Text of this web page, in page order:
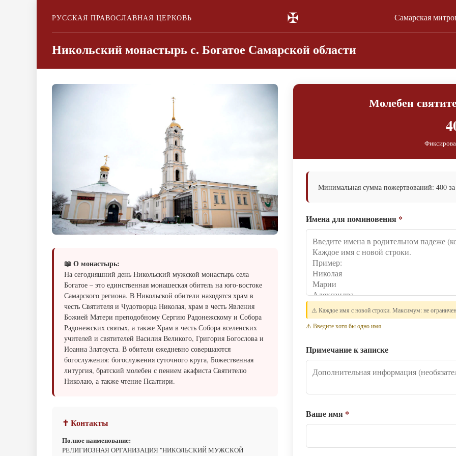
РУССКАЯ ПРАВОСЛАВНАЯ ЦЕРКОВЬ ✠ Самарская
Никольский монастырь с. Богатое Самарской области
📖 О монастырь:
На сегодняшний день Никольский мужской монастырь села
Богатое – это единственная монашеская обитель на юго-востоке
Самарского региона. В Никольской обители находятся храм в
честь Святителя и Чудотворца Николая, храм в честь Явления
Божией Матери преподобному Сергию Радонежскому и Собора
Радонежских святых, а также Храм в честь Собора вселенских
учителей и святителей Василия Великого, Григория Богослова и
Иоанна Златоуста. В обители ежедневно совершаются
богослужения: богослужения суточного круга, Божественная
литургия, братский молебен с пением акафиста Святителю
Николаю, а также чтение Псалтири.
✝ Контакты
Полное наименование:
РЕЛИГИОЗНАЯ ОРГАНИЗАЦИЯ "НИКОЛЬСКИЙ МУЖСКОЙ
Молебен
Минимальная сумма пожертвований: 400
Имена для поминовения *
⚠️ Каждое имя с новой строки. Максимум: не
⚠️ Введите хотя бы одно имя
Примечание к записке
Ваше имя *